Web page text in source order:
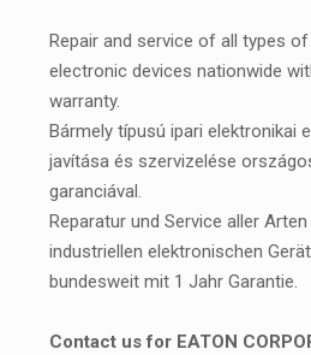
Repair and service of all types of
electronic devices nationwide
warranty.
Bármely típusú ipari elektronikai
javítása és szervizelése
garanciával.
Reparatur und Service aller
industriellen elektronischen
bundesweit mit 1 Jahr Garantie.
Contact us for EATON